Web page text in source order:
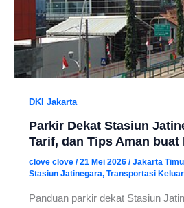
DKI Jakarta
Parkir Dekat Stasiun
Tarif, dan Tips Aman buat
clove clove /21 Mei 2026 /Jakarta
Stasiun Jatinegara, Transportasi
Panduan parkir dekat Stasiun